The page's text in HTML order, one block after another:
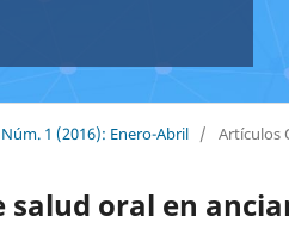
1 (2016): Enero-Abril / Artículos
salud oral en